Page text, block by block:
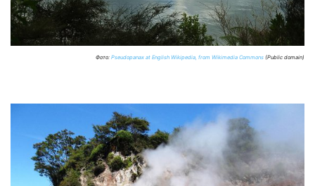
Фото: Pseudopanax at English Wikipedia, from Wikimedia Commons (Public domain)